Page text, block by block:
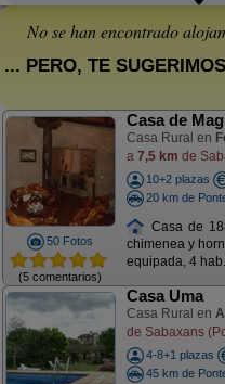
No se han encontrado
... PERO, TE
50 Fotos
(5 comentarios)
Casa de
Casa Rural en
a 7,5 km de
10+2 plazas
20 km de
Casa de
chimenea y
equipada, 4
Casa Uma
Casa Rural en
de Sabaxans
4-8+1 plazas
45 km de